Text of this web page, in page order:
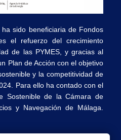
ha sido beneficiaria de Fondos
el refuerzo del crecimiento
de las PYMES, y gracias al
Plan de Acción con el objetivo
y la competitividad de
Para ello ha contado con el
Sostenible de la Cámara de
y Navegación de Málaga.